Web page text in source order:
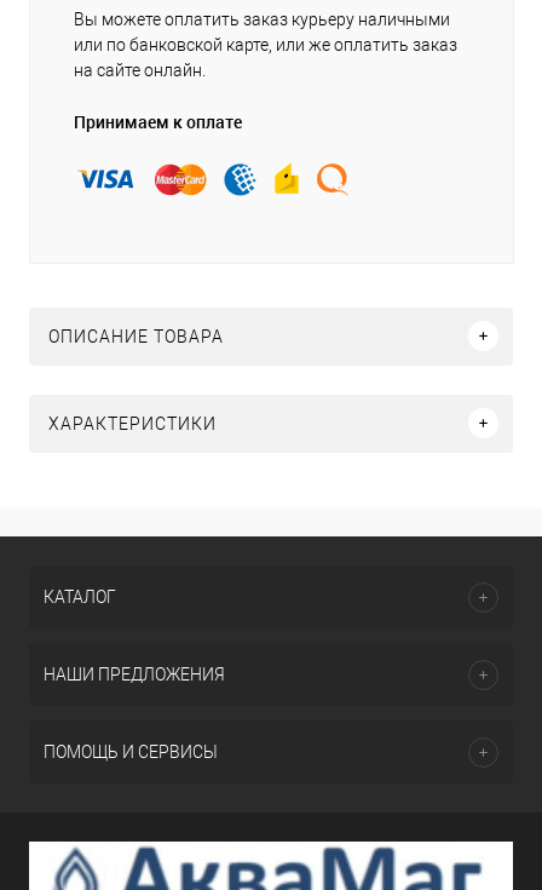
Вы можете оплатить заказ курьеру наличными
или по банковской карте, или же оплатить заказ
на сайте онлайн.
Принимаем к оплате
ОПИСАНИЕ ТОВАРА
ХАРАКТЕРИСТИКИ
КАТАЛОГ
НАШИ ПРЕДЛОЖЕНИЯ
ПОМОЩЬ И СЕРВИСЫ